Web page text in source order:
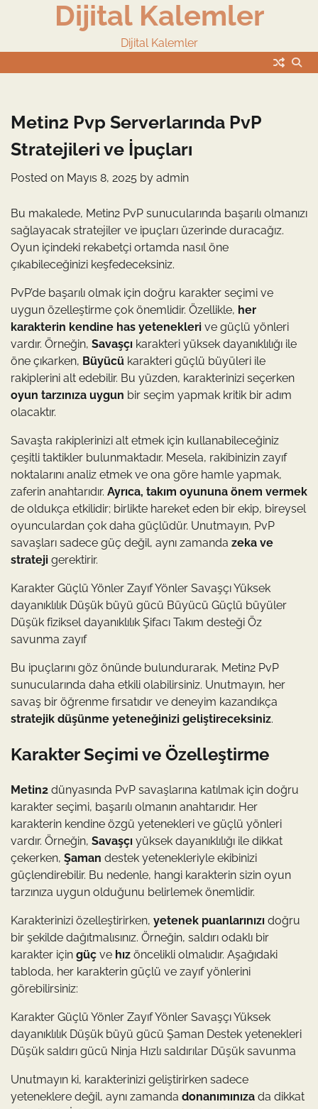
Dijital Kalemler
Dijital Kalemler
Metin2 Pvp Serverlarında PvP
Stratejileri ve İpuçları
Posted on Mayıs 8, 2025 by admin
Bu makalede, Metin2 PvP sunucularında başarılı olmanızı
sağlayacak stratejiler ve ipuçları üzerinde duracağız.
Oyun içindeki rekabetçi ortamda nasıl öne
çıkabileceğinizi keşfedeceksiniz.
PvP’de başarılı olmak için doğru karakter seçimi ve
uygun özelleştirme çok önemlidir. Özellikle, her
karakterin kendine has yetenekleri ve güçlü yönleri
vardır. Örneğin, Savaşçı karakteri yüksek dayanıklılığı ile
öne çıkarken, Büyücü karakteri güçlü büyüleri ile
rakiplerini alt edebilir. Bu yüzden, karakterinizi seçerken
oyun tarzınıza uygun bir seçim yapmak kritik bir adım
olacaktır.
Savaşta rakiplerinizi alt etmek için kullanabileceğiniz
çeşitli taktikler bulunmaktadır. Mesela, rakibinizin zayıf
noktalarını analiz etmek ve ona göre hamle yapmak,
zaferin anahtarıdır. Ayrıca, takım oyununa önem vermek
de oldukça etkilidir; birlikte hareket eden bir ekip, bireysel
oyunculardan çok daha güçlüdür. Unutmayın, PvP
savaşları sadece güç değil, aynı zamanda zeka ve
strateji gerektirir.
Karakter Güçlü Yönler Zayıf Yönler Savaşçı Yüksek
dayanıklılık Düşük büyü gücü Büyücü Güçlü büyüler
Düşük fiziksel dayanıklılık Şifacı Takım desteği Öz
savunma zayıf
Bu ipuçlarını göz önünde bulundurarak, Metin2 PvP
sunucularında daha etkili olabilirsiniz. Unutmayın, her
savaş bir öğrenme fırsatıdır ve deneyim kazandıkça
stratejik düşünme yeteneğinizi geliştireceksiniz.
Karakter Seçimi ve Özelleştirme
Metin2 dünyasında PvP savaşlarına katılmak için doğru
karakter seçimi, başarılı olmanın anahtarıdır. Her
karakterin kendine özgü yetenekleri ve güçlü yönleri
vardır. Örneğin, Savaşçı yüksek dayanıklılığı ile dikkat
çekerken, Şaman destek yetenekleriyle ekibinizi
güçlendirebilir. Bu nedenle, hangi karakterin sizin oyun
tarzınıza uygun olduğunu belirlemek önemlidir.
Karakterinizi özelleştirirken, yetenek puanlarınızı doğru
bir şekilde dağıtmalısınız. Örneğin, saldırı odaklı bir
karakter için güç ve hız öncelikli olmalıdır. Aşağıdaki
tabloda, her karakterin güçlü ve zayıf yönlerini
görebilirsiniz:
Karakter Güçlü Yönler Zayıf Yönler Savaşçı Yüksek
dayanıklılık Düşük büyü gücü Şaman Destek yetenekleri
Düşük saldırı gücü Ninja Hızlı saldırılar Düşük savunma
Unutmayın ki, karakterinizi geliştirirken sadece
yeteneklere değil, aynı zamanda donanımınıza da dikkat